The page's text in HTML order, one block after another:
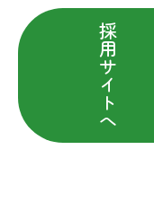
採
用
サ
イ
ト
へ